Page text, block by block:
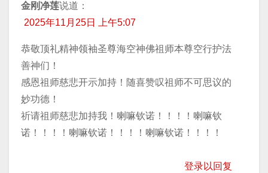
金刚净莲说道：
2025年11月25日 上午5:07
恭敬顶礼精神领袖圣尊海空神佛祖师本尊空行护法
善神们！
感恩祖师慈悲开示加持！随喜赞叹祖师不可思议的
妙功德！
祈请祖师慈悲加持我！喇嘛钦诺！！！！喇嘛钦
诺！！！！喇嘛钦诺！！！！喇嘛钦诺！！！！
登录以回复